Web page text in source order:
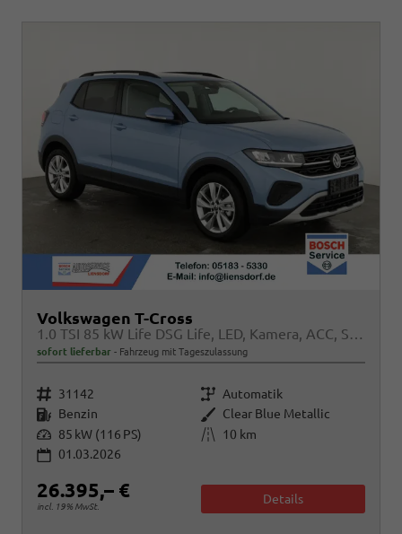
Volkswagen T-Cross
1.0 TSI 85 kW Life DSG Life, LED, Kamera, ACC, Side, Winter, 17-Zoll
sofort lieferbar Fahrzeug mit Tageszulassung
Fahrzeugnr. 31142 Getriebe Automatik
Kraftstoff Benzin Außenfarbe Clear Blue Metallic
Leistung 85 kW (116 PS) Kilometerstand
10 km
01.03.2026
26.395,– €
incl. 19% MwSt.
Details